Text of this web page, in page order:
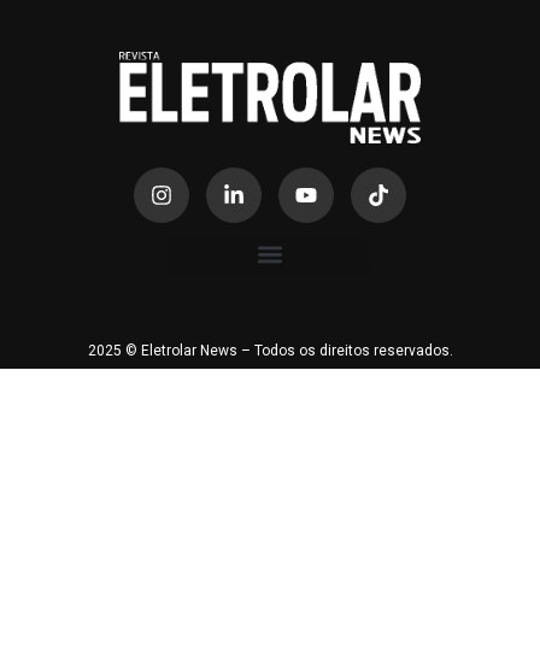
2025 © Eletrolar News – Todos os direitos reservados.